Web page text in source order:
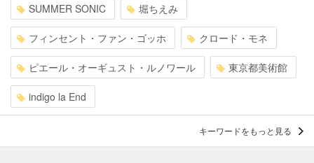
SUMMER SONIC 堀ちえみ
フィンセント・ファン・ゴッホ クロード・モネ
ピエール・オーギュスト・ルノワール 東京都美術館
indigo la End
キーワードをもっと見る